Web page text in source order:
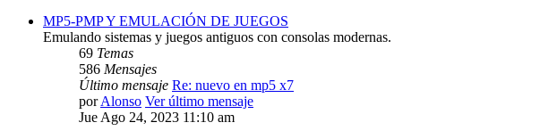
MP5-PMP Y EMULACIÓN DE JUEGOS
Emulando sistemas y juegos antiguos con consolas modernas.
69 Temas
586 Mensajes
Último mensaje Re: nuevo en mp5 x7
porAlonso Ver último mensaje
Jue Ago 24, 2023 11:10 am